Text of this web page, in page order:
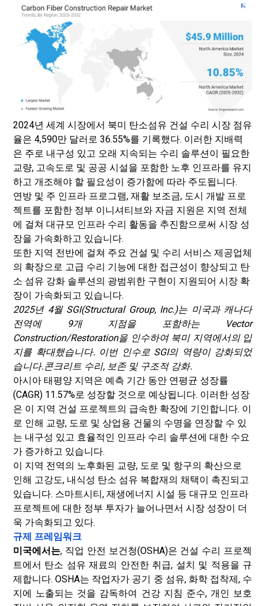
2024년 세계 시장에서 북미 탄소섬유 건설 수리 시장 점유
율은 4,590만 달러로 36.55%를 기록했다. 이러한 지배력
은 주로 내구성 있고 오래 지속되는 수리 솔루션이 필요한
교량, 고속도로 및 공공 시설을 포함한 노후 인프라를 유지
하고 개조해야 할 필요성이 증가함에 따라 주도됩니다.
연방 및 주 인프라 프로그램, 재활 보조금, 도시 개발 프로
젝트를 포함한 정부 이니셔티브와 자금 지원은 지역 전체
에 걸쳐 대규모 인프라 수리 활동을 추진함으로써 시장 성
장을 가속화하고 있습니다.
또한 지역 전반에 걸쳐 주요 건설 및 수리 서비스 제공업체
의 확장으로 고급 수리 기능에 대한 접근성이 향상되고 탄
소 섬유 강화 솔루션의 광범위한 구현이 지원되어 시장 확
장이 가속화되고 있습니다.
2025년 4월 SGI(Structural Group, Inc.)는 미국과 캐나다
전역에 9개 지점을 포함하는 Vector
Construction/Restoration을 인수하여 북미 지역에서의 입
지를 확대했습니다. 이번 인수로 SGI의 역량이 강화되었
습니다.콘크리트 수리, 보존 및 구조적 강화.
아시아 태평양 지역은 예측 기간 동안 연평균 성장률
(CAGR) 11.57%로 성장할 것으로 예상됩니다. 이러한 성장
은 이 지역 건설 프로젝트의 급속한 확장에 기인합니다. 이
로 인해 교량, 도로 및 상업용 건물의 수명을 연장할 수 있
는 내구성 있고 효율적인 인프라 수리 솔루션에 대한 수요
가 증가하고 있습니다.
이 지역 전역의 노후화된 교량, 도로 및 항구의 확산으로
인해 고강도, 내식성 탄소 섬유 복합재의 채택이 촉진되고
있습니다. 스마트시티, 재생에너지 시설 등 대규모 인프라
프로젝트에 대한 정부 투자가 늘어나면서 시장 성장이 더
욱 가속화되고 있다.
규제 프레임워크
미국에서는, 직업 안전 보건청(OSHA)은 건설 수리 프로젝
트에서 탄소 섬유 재료의 안전한 취급, 설치 및 적용을 규
제합니다. OSHA는 작업자가 공기 중 섬유, 화학 접착제, 수
지에 노출되는 것을 감독하여 건강 지침 준수, 개인 보호